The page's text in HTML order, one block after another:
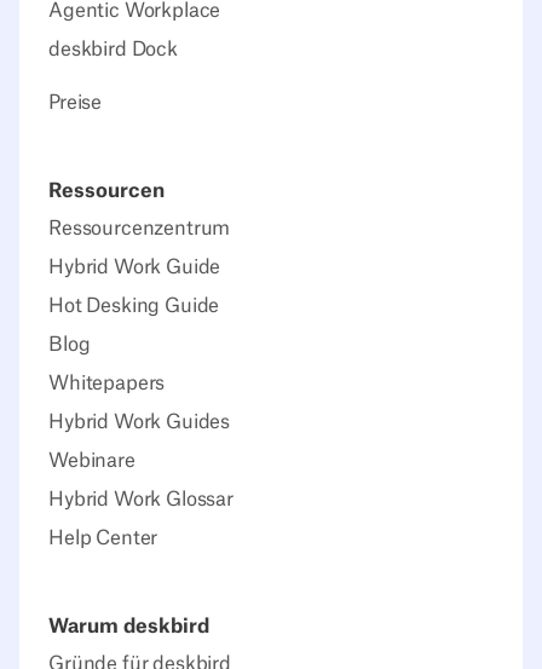
Agentic Workplace
deskbird Dock
Preise
Ressourcen
Ressourcenzentrum
Hybrid Work Guide
Hot Desking Guide
Blog
Whitepapers
Hybrid Work Guides
Webinare
Hybrid Work Glossar
Help Center
Warum deskbird
Gründe für deskbird